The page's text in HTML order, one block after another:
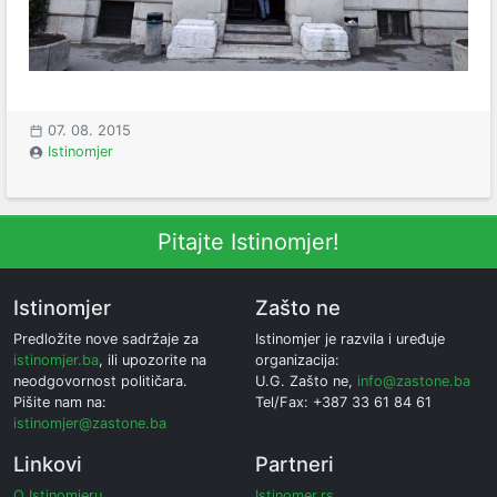
07. 08. 2015
Istinomjer
Pitajte Istinomjer!
Istinomjer
Predložite nove sadržaje za
istinomjer.ba, ili upozorite na
neodgovornost političara.
Pišite nam na:
istinomjer@zastone.ba
Zašto ne
Istinomjer je razvila i uređuje
organizacija:
U.G. Zašto ne, info@zastone.ba
Tel/Fax: +387 33 61 84 61
Linkovi Partneri